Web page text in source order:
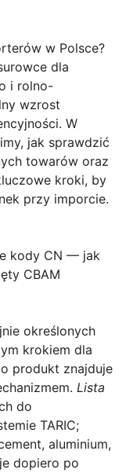
w Polsce?
dla
i rolno-
wzrost
W
jak sprawdzić
towarów oraz
kroki, by
przy imporcie.
kody CN — jak
CBAM
określonych
krokiem dla
produkt znajduje
Lista
do
TARIC;
aluminium,
dopiero po